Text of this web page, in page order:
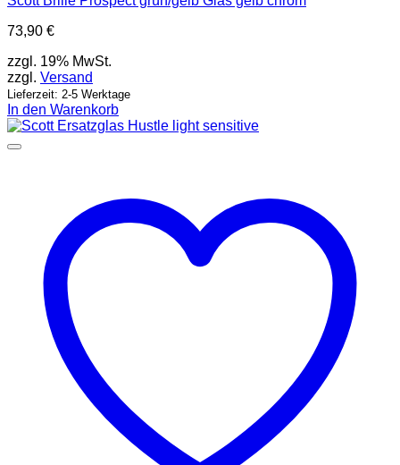
73,90 €
zzgl. 19% MwSt.
zzgl. Versand
Lieferzeit: 2-5 Werktage
In den Warenkorb